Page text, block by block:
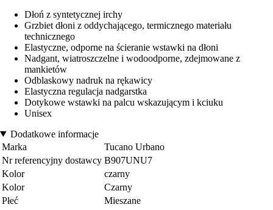
Dłoń z syntetycznej irchy
Grzbiet dłoni z oddychającego, termicznego materiału
technicznego
Elastyczne, odporne na ścieranie wstawki na dłoni
Nadgant, wiatroszczelne i wodoodporne, zdejmowane z
mankietów
Odblaskowy nadruk na rękawicy
Elastyczna regulacja nadgarstka
Dotykowe wstawki na palcu wskazującym i kciuku
Unisex
Dodatkowe informacje
Marka
Tucano Urbano
Nr referencyjny dostawcy B907UNU7
Kolor
czarny
Kolor
Czarny
Płeć
Mieszane